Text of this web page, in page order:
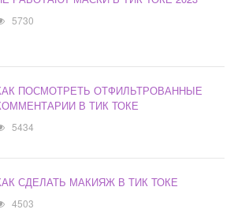
5730
ПОСМОТРЕТЬ ОТФИЛЬТРОВАННЫЕ
В ТИК ТОКЕ
5434
СДЕЛАТЬ МАКИЯЖ В ТИК ТОКЕ
4503